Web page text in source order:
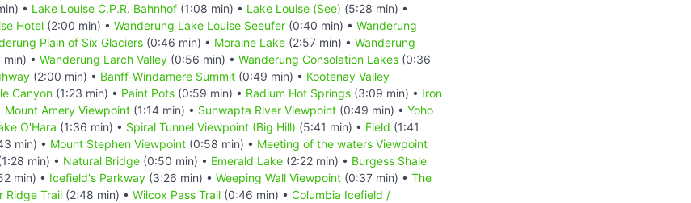
• Lake Louise C.P.R. Bahnhof (1:08 min) • Lake Louise (See) (5:28 min) •
Hotel (2:00 min) • Wanderung Lake Louise Seeufer (0:40 min) • Wanderung
Plain of Six Glaciers (0:46 min) • Moraine Lake (2:57 min) • Wanderung
• Wanderung Larch Valley (0:56 min) • Wanderung Consolation Lakes (0:36
(2:00 min) • Banff-Windamere Summit (0:49 min) • Kootenay Valley
Canyon (1:23 min) • Paint Pots (0:59 min) • Radium Hot Springs (3:09 min) • Iron
Mount Amery Viewpoint (1:14 min) • Sunwapta River Viewpoint (0:49 min) • Yoho
O'Hara (1:36 min) • Spiral Tunnel Viewpoint (Big Hill) (5:41 min) • Field (1:41
min) • Mount Stephen Viewpoint (0:58 min) • Meeting of the waters Viewpoint
min) • Natural Bridge (0:50 min) • Emerald Lake (2:22 min) • Burgess Shale
min) • Icefield's Parkway (3:26 min) • Weeping Wall Viewpoint (0:37 min) • The
Ridge Trail (2:48 min) • Wilcox Pass Trail (0:46 min) • Columbia Icefield /